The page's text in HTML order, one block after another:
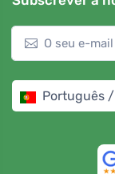
Português /